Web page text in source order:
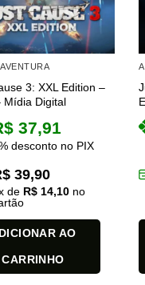
3: XXL Edition –
Mídia Digital
37,91
desconto no PIX
39,90
de R$ 14,10 no
AO
CARRINHO